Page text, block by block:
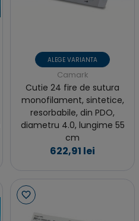
ALEGE VARIANTA
Camark
Cutie 24 fire de sutura
monofilament, sintetice,
resorbabile, din PDO,
diametru 4.0, lungime 55
cm
622,91 lei